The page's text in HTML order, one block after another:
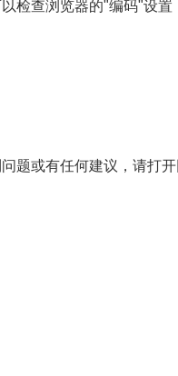
检查浏览器的"编码"设
题或有任何建议，请打